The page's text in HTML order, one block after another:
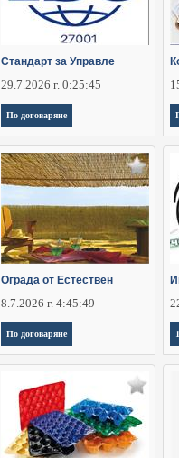
Стандарт за Управле
29.7.2026 г. 0:25:45
По договаряне
Ограда от Естествен
8.7.2026 г. 4:45:49
По договаряне